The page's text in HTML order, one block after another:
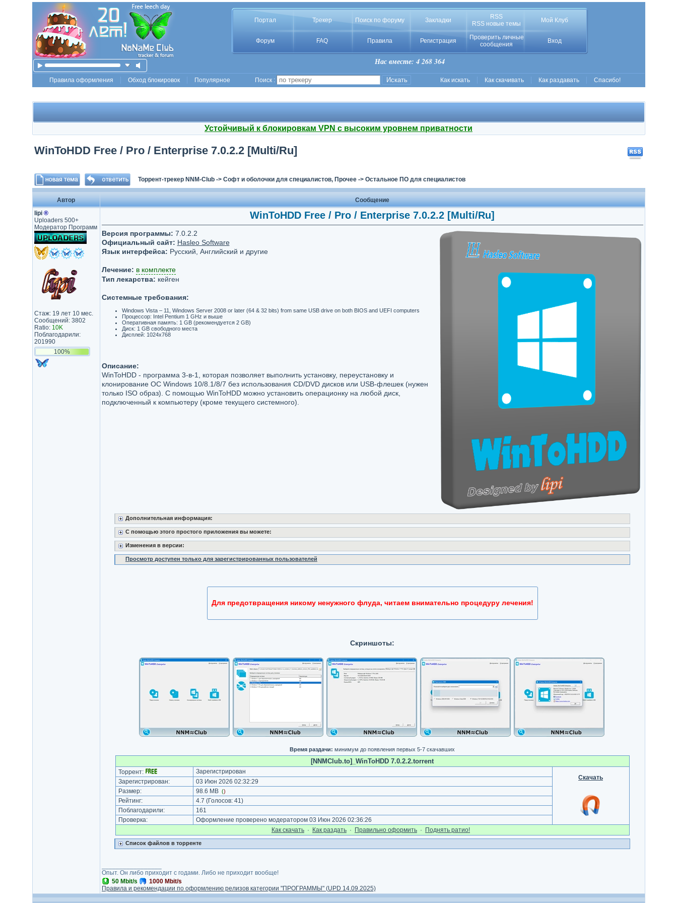
Портал Трекер Поиск по форуму Закладки
RSS
RSS новые темы
Мой Клуб
Форум FAQ Правила Регистрация
Проверить личные
сообщения
Вход
Нас вместе: 4 268 364
Правила оформления Обход блокировок Популярное Поиск : Как искать Как скачивать Как раздавать Спасибо!
Устойчивый к блокировкам VPN с высоким уровнем приватности
WinToHDD Free / Pro / Enterprise 7.0.2.2 [Multi/Ru]
Торрент-трекер NNM-Club-> Софт и оболочки для специалистов, Прочее-> Остальное ПО для специалистов
Автор
Сообщение
lipi ®
Uploaders 500+
Модератор Программ
Стаж: 19 лет 10 мес.
Сообщений: 3802
Ratio: 10K
Поблагодарили:
201990
100%
WinToHDD Free / Pro / Enterprise 7.0.2.2 [Multi/Ru]
Версия программы: 7.0.2.2
Официальный сайт: Hasleo Software
Язык интерфейса: Русский, Английский и другие
Лечение: в комплекте
Тип лекарства: кейген
Системные требования:
Windows Vista – 11, Windows Server 2008 or later (64 & 32 bits) from same USB drive on both BIOS and UEFI computers
Процессор: Intel Pentium 1 GHz и выше
Оперативная память: 1 GB (рекомендуется 2 GB)
Диск: 1 GB свободного места
Дисплей: 1024x768
Описание:
WinToHDD - программа 3-в-1, которая позволяет выполнить установку, переустановку и
клонирование ОС Windows 10/8.1/8/7 без использования CD/DVD дисков или USB-флешек (нужен
только ISO образ). С помощью WinToHDD можно установить операционку на любой диск,
подключенный к компьютеру (кроме текущего системного).
Дополнительная информация:
С помощью этого простого приложения вы можете:
Изменения в версии:
Просмотр доступен только для зарегистрированных пользователей
Для предотвращения никому ненужного флуда, читаем внимательно процедуру лечения!
Скриншоты:
Время раздачи: минимум до появления первых 5-7 скачавших
[NNMClub.to]_WinToHDD 7.0.2.2.torrent
Торрент:
Зарегистрирован
Скачать
Зарегистрирован:
03 Июн 2026 02:32:29
Размер:
98.6 MB ()
Рейтинг: 4.7 (Голосов: 41)
Поблагодарили:
161
Проверка:
Оформление проверено модератором 03 Июн 2026 02:36:26
Как cкачать · Как раздать · Правильно оформить · Поднять ратио!
Список файлов в торренте
Опыт. Он либо приходит с годами. Либо не приходит вообще!
50 Mbit/s
1000 Mbit/s
Правила и рекомендации по оформлению релизов категории "ПРОГРАММЫ" (UPD 14.09.2025)